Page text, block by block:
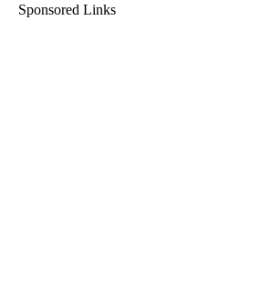
Sponsored Links